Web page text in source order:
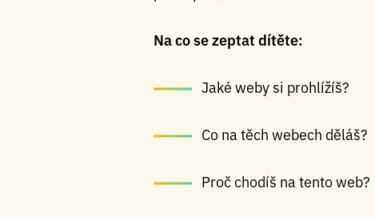
Na co se zeptat dítěte:
Jaké weby si prohlížíš?
Co na těch webech děláš?
Proč chodíš na tento web?